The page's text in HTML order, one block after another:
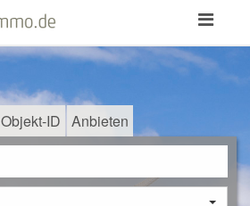
Toggle
Objekt-ID Anbieten